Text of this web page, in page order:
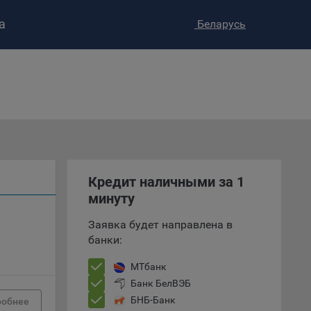
Беларусь
Кредит наличными за 1
минуту
Заявка будет направлена в
банки:
МТбанк
Банк БелВЭБ
БНБ-Банк